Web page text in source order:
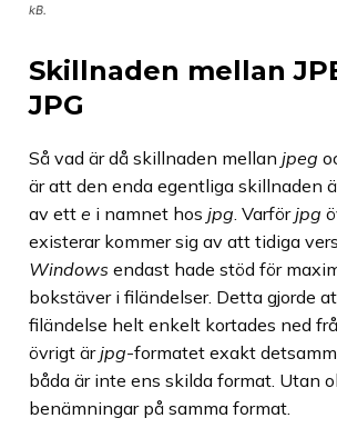
kB.
Skillnaden mellan
JPG
Så vad är då skillnaden mellan jpeg
är att den enda egentliga skillnaden
av ett e i namnet hos jpg . Varförjpg
existerar kommer sig av att tidiga
Windows endast hade stöd för
bokstäver i filändelser. Detta gjorde
filändelse helt enkelt kortades ned
övrigt ärjpg-formatet exakt
båda är inte ens skilda format. Utan
benämningar på samma format.